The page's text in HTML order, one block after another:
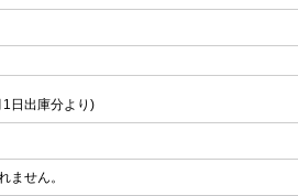
1日出庫分より)
ません。